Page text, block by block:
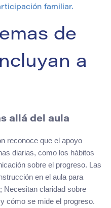
familiar.
de
a
allá del aula
reconoce que el apoyo
diarias, como los hábitos
sobre el progreso. Las
en el aula para
Necesitan claridad sobre
cómo se mide el progreso.